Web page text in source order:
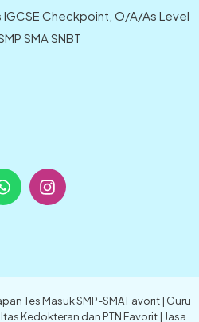
IGCSE Checkpoint, O/A/As Level
SMA SNBT
W
h
a
p
I
n
s
r
a
m
Tes Masuk SMP-SMA Favorit | Guru
Kedokteran dan PTN Favorit | Jasa